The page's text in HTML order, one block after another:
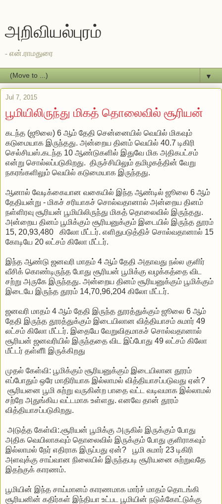
அறிவியல்புரம்
- என்.ராமதுரை
▼
Jul 7, 2015
பூமியிலிருந்து மிகத் தொலைவில் சூரியன்
கடந்த (ஜூலை) 6 ஆம் தேதி சென்னையில் வெயில் மிகவும்
கடுமையாக இருந்தது. அன்றைய தினம் வெயில் 40.7 டிகிரி
செல்சியஸ்.கடந்த 10 ஆண்டுகளில் இதுவே மிக அதிகபட்சம்
என்று சொல்லப்படுகிறது. திருச்சியிலும் தமிழகத்தின் வேறு
நகரங்களிலும் வெயில் கடுமையாக இருந்தது.
ஆனால் வேடிக்கையான வகையில் இந்த ஆண்டில் ஜூலை 6 ஆம்
தேதியன்று - மிகச் சரியாகச் சொல்வதானால் அன்றைய தினம்
நள்ளிரவு சூரியன் பூமியிலிருந்து மிகத் தொலைவில் இருந்தது.
அன்றைய தினம் பூமிக்கும் சூரியனுக்கும் இடையில் இருந்த தூரம்
15, 20,93,480 கிலோ மீட்டர். எளிதுபடுத்திச் சொல்வதானால் 15
கோடியே 20 லட்சம் கிலோ மீட்டர்.
இந்த ஆண்டு ஜனவரி மாதம் 4 ஆம் தேதி அதாவது நல்ல குளிர்
வீசிக் கொண்டிருந்த போது சூரியன் பூமிக்கு வழக்கத்தை விட
சற்று அருகே இருந்தது. அன்றைய தினம் சூரியனுக்கும் பூமிக்கும்
இடையே இருந்த தூரம் 14,70,96,204 கிலோ மீட்டர்.
ஜனவரி மாதம் 4 ஆம் தேதி இருந்த தூரத்துக்கும் ஜூலை 6 ஆம்
தேதி இருந்த தூரத்துக்கும் இடையிலான வித்தியாசம் சுமார் 49
லட்சம் கிலோ மீட்டர். இதையே வேறுவிதமாகச் சொல்வதானால்
சூரியன் ஜனவரியில் இருந்ததை விட இப்போது 49 லட்சம் கிலோ
மீட்டர் தள்ளிி இருக்கிறது
முதல் கேள்வி: பூமிக்கும் சூரியனுக்கும் இடையிலான தூரம்
எப்போதும் ஒரே மாதிரியாக இல்லாமல் வித்தியாசப்படுவது ஏன்?
சூரியனை பூமி சுற்று வருகின்ற பாதை வட்ட வடிவமாக இல்லாமல்
சற்றே அதுங்கிய வட்டமாக உள்ளது. எனவே தான் தூரம்
வித்தியாசப்படுகிறது.
அடுத்த கேள்வி:.சூரியன் பூமிக்கு அருகில் இருக்கும் போது
அதிக வெயிலாகவும் தொலைவில் இருக்கும் போது குளிராகவும்
இல்லாமல் நேர் எதிராக இருப்பது ஏன்? பூமி சுமார் 23 டிகிரி
அளவுக்கு சாய்வான நிலையில் இருந்தபடி சூரியனை சுற்றுவதே
இதற்குக் காரணம்.
பூமியின் இந்த சாய்மானம் காரணமாக மார்ச் மாதம் தொடங்கி
சூரியனின் கதிர்கள் இந்தியா உட்பட பூமியின் நடுக்கோட்டுக்கு